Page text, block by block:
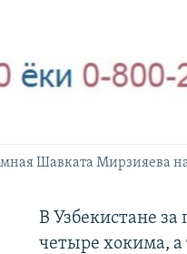
Шавката Мирзияева
В Узбекистане
четыре хокима,